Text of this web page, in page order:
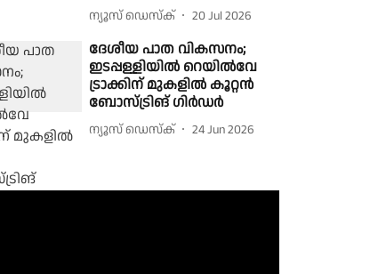
ന്യൂസ് ഡെസ്ക് 20 Jul 2026
ദേശീയ പാത വികസനം;
ഇടപ്പള്ളിയിൽ റെയിൽവേ
ട്രാക്കിന് മുകളിൽ കൂറ്റൻ
ബോസ്ട്രിങ് ഗിർഡർ
ന്യൂസ് ഡെസ്ക് 24 Jun 2026